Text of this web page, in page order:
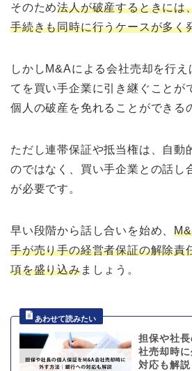
そのため法人が破産するときには
手続きも同時に行うケースが多く
しかしM&Aによる会社売却を行
てを買い手企業に引き継ぐことが
個人の破産を免れることができる
ただし連帯保証や抵当権は、自動
のではなく、買い手企業との話し
が必要です。
早い段階から話し合いを始め、
手が売り手の経営者保証の解除責
項を盛り込みましょう。
担保や社
社売却時
対応も解説